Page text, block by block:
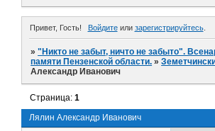
Привет, Гость! Войдитеили зарегистрируйтесь.
»"Никто не забыт, ничто не забыто".
памяти Пензенской области. »
Александр Иванович
Лялин Александр Иванович
Страница:1